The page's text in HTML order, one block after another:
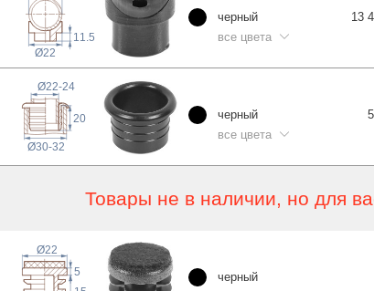
11.5
Ø22
черный
все цвета
13
Ø30-32
20
Ø22-24
черный
все цвета
Товары не в наличии, но для
5
Ø22
черный